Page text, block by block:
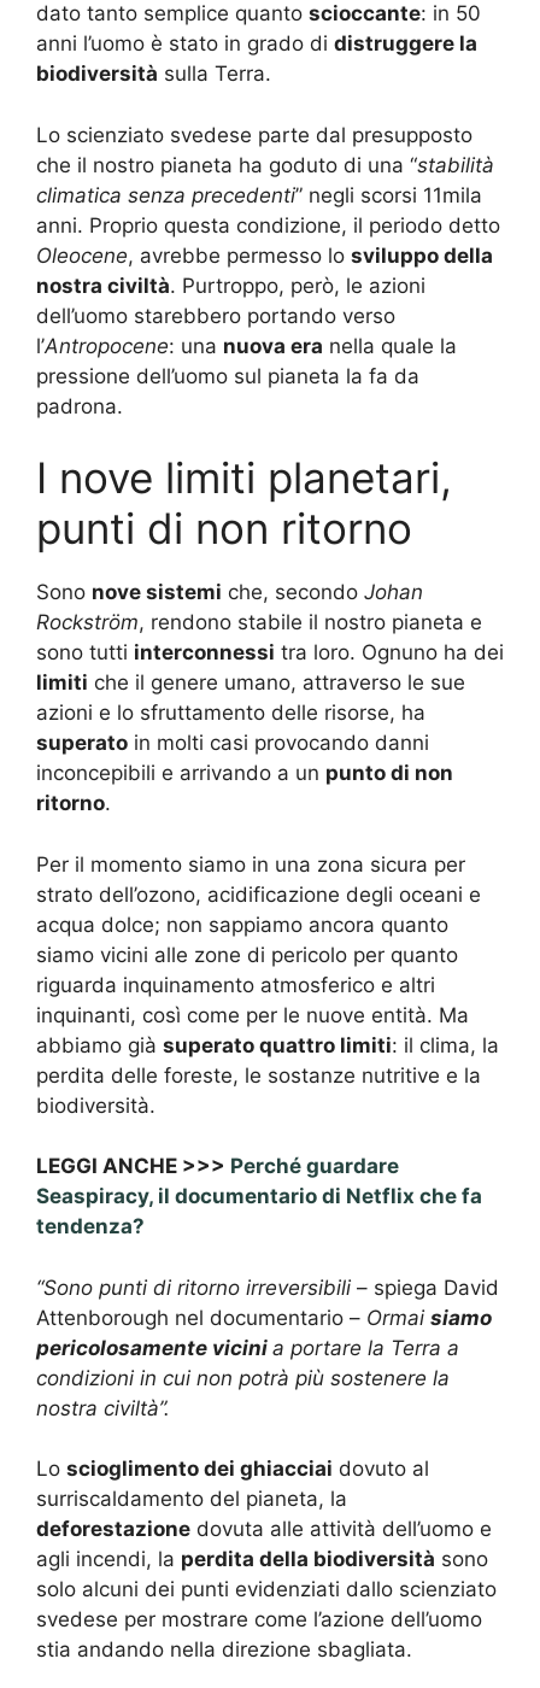
dato tanto semplice quanto scioccante: in 50
anni l’uomo è stato in grado di distruggere la
biodiversità sulla Terra.
Lo scienziato svedese parte dal presupposto
che il nostro pianeta ha goduto di una “stabilità
climatica senza precedenti” negli scorsi 11mila
anni. Proprio questa condizione, il periodo detto
Oleocene, avrebbe permesso lo sviluppo della
nostra civiltà. Purtroppo, però, le azioni
dell’uomo starebbero portando verso
l’Antropocene: una nuova era nella quale la
pressione dell’uomo sul pianeta la fa da
padrona.
I nove limiti planetari,
punti di non ritorno
Sono nove sistemi che, secondo Johan
Rockström, rendono stabile il nostro pianeta e
sono tutti interconnessi tra loro. Ognuno ha dei
limiti che il genere umano, attraverso le sue
azioni e lo sfruttamento delle risorse, ha
superato in molti casi provocando danni
inconcepibili e arrivando a un punto di non
ritorno.
Per il momento siamo in una zona sicura per
strato dell’ozono, acidificazione degli oceani e
acqua dolce; non sappiamo ancora quanto
siamo vicini alle zone di pericolo per quanto
riguarda inquinamento atmosferico e altri
inquinanti, così come per le nuove entità. Ma
abbiamo già superato quattro limiti: il clima, la
perdita delle foreste, le sostanze nutritive e la
biodiversità.
LEGGI ANCHE >>> Perché guardare
Seaspiracy, il documentario di Netflix che fa
tendenza?
“Sono punti di ritorno irreversibili – spiega David
Attenborough nel documentario – Ormai siamo
pericolosamente vicini a portare la Terra a
condizioni in cui non potrà più sostenere la
nostra civiltà”.
Lo scioglimento dei ghiacciai dovuto al
surriscaldamento del pianeta, la
deforestazione dovuta alle attività dell’uomo e
agli incendi, la perdita della biodiversità sono
solo alcuni dei punti evidenziati dallo scienziato
svedese per mostrare come l’azione dell’uomo
stia andando nella direzione sbagliata.